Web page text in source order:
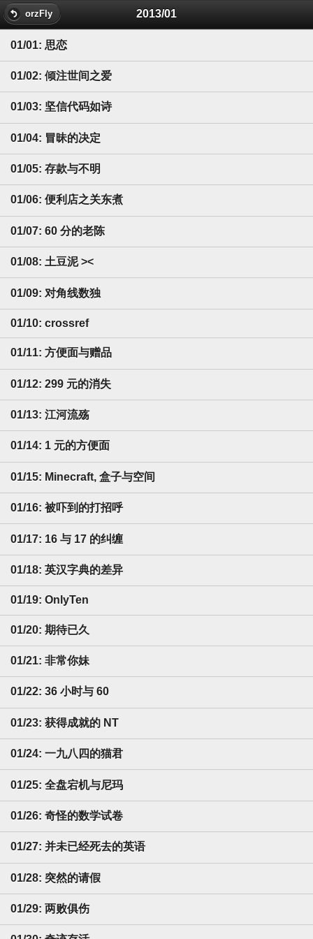
orzFly 2013/01
01/01: 思恋
01/02: 倾注世间之爱
01/03: 坚信代码如诗
01/04: 冒昧的决定
01/05: 存款与不明
01/06: 便利店之关东煮
01/07: 60 分的老陈
01/08: 土豆泥 ><
01/09: 对角线数独
01/10: crossref
01/11: 方便面与赠品
01/12: 299 元的消失
01/13: 江河流殇
01/14: 1 元的方便面
01/15: Minecraft, 盒子与空间
01/16: 被吓到的打招呼
01/17: 16 与 17 的纠缠
01/18: 英汉字典的差异
01/19: OnlyTen
01/20: 期待已久
01/21: 非常你妹
01/22: 36 小时与 60
01/23: 获得成就的 NT
01/24: 一九八四的猫君
01/25: 全盘宕机与尼玛
01/26: 奇怪的数学试卷
01/27: 并未已经死去的英语
01/28: 突然的请假
01/29: 两败俱伤